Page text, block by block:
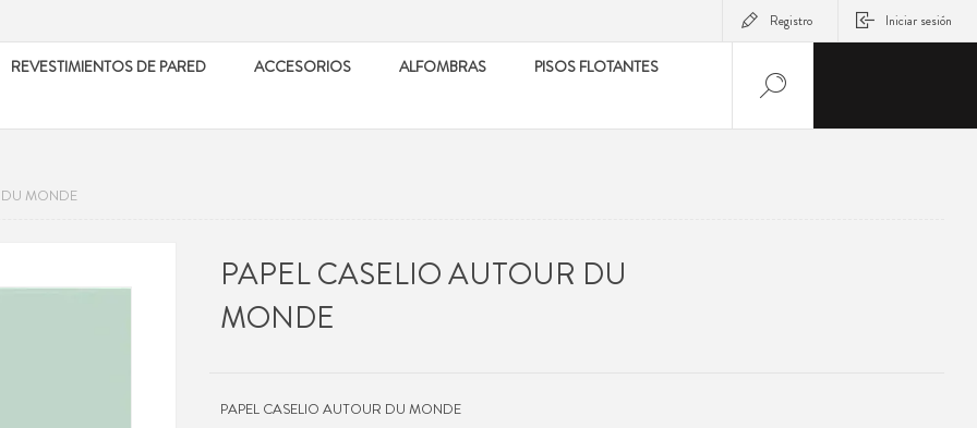
Registro Iniciar sesión
REVESTIMIENTOS DE PARED ACCESORIOS ALFOMBRAS PISOS FLOTANTES
MONDE
PAPEL CASELIO AUTOUR DU
MONDE
PAPEL CASELIO AUTOUR DU MONDE